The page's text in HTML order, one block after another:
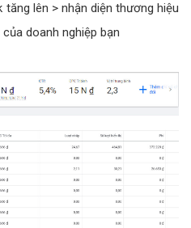
lên > nhận diện thương hiệu
doanh nghiệp bạn